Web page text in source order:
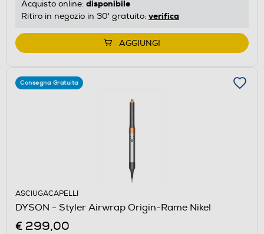
Acquisto online: disponibile
Ritiro in negozio in 30' gratuito: verifica
AGGIUNGI
Consegna Gratuita
ASCIUGACAPELLI
DYSON - Styler Airwrap Origin-Rame Nikel
€ 299,00